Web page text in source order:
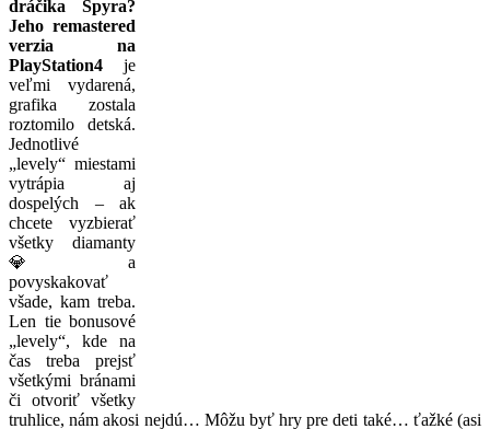
dráčika Spyra?
Jeho remastered
verzia na
PlayStation4 je
veľmi vydarená,
grafika zostala
roztomilo detská.
Jednotlivé
„levely“ miestami
vytrápia aj
dospelých – ak
chcete vyzbierať
všetky diamanty
💎 a
povyskakovať
všade, kam treba.
Len tie bonusové
„levely“, kde na
čas treba prejsť
všetkými bránami
či otvoriť všetky
truhlice, nám akosi nejdú… Môžu byť hry pre deti také… ťažké (asi